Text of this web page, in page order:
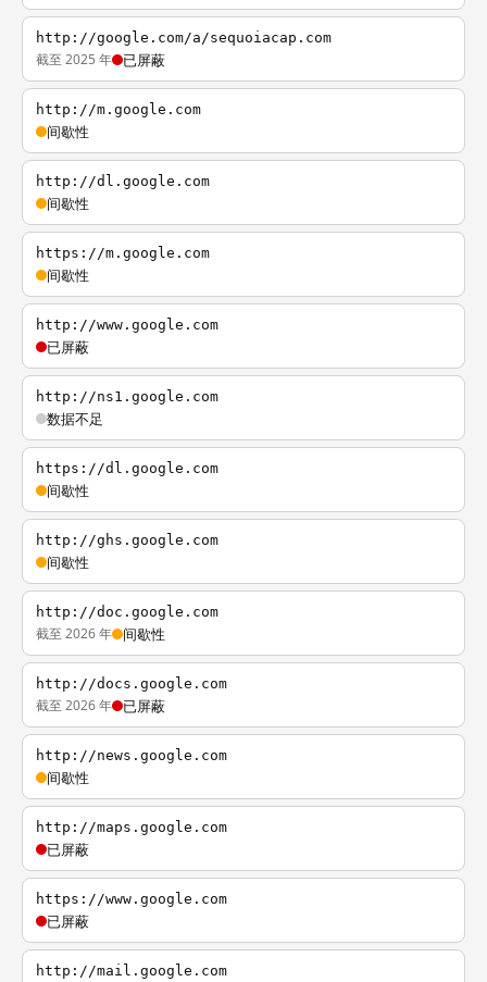
http://google.com/a/sequoiacap.com
截至 2025 年 已屏蔽
http://m.google.com
间歇性
http://dl.google.com
间歇性
https://m.google.com
间歇性
http://www.google.com
已屏蔽
http://ns1.google.com
数据不足
https://dl.google.com
间歇性
http://ghs.google.com
间歇性
http://doc.google.com
截至 2026 年 间歇性
http://docs.google.com
截至 2026 年 已屏蔽
http://news.google.com
间歇性
http://maps.google.com
已屏蔽
https://www.google.com
已屏蔽
http://mail.google.com